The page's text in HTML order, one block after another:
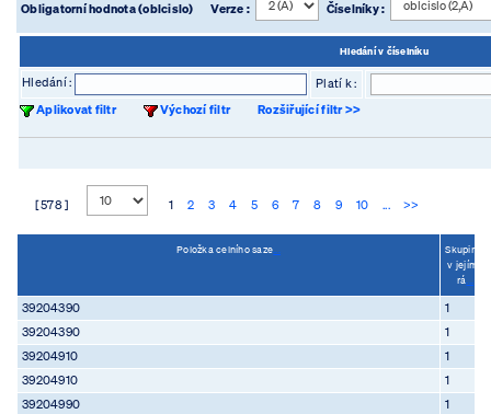
Obligatorní hodnota (oblcislo) Verze : Číselníky :
Hledání v číselníku
Hledání :
Platí k :
Aplikovat filtr
Výchozí filtr Rozšiřující filtr >>
[ 578 ] 1 2 3 4 5 6 7 8 9 10 ... >>
Položka celního saze...
Skupina,
v jejímž
rá...
39204390
1
39204390
1
39204910
1
39204910
1
39204990
1